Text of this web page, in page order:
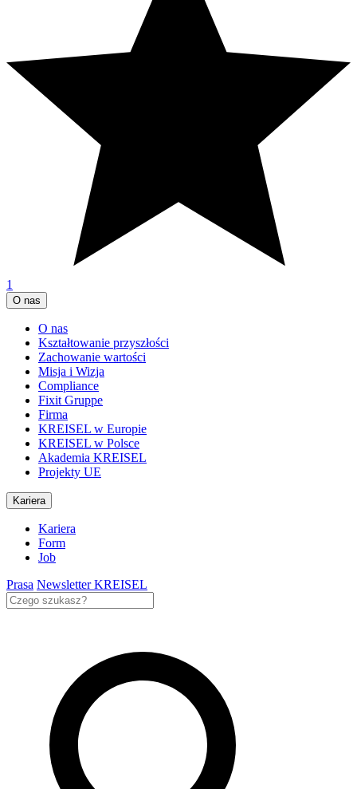
1
O nas
O nas
Kształtowanie przyszłości
Zachowanie wartości
Misja i Wizja
Compliance
Fixit Gruppe
Firma
KREISEL w Europie
KREISEL w Polsce
Akademia KREISEL
Projekty UE
Kariera
Kariera
Form
Job
Prasa Newsletter KREISEL